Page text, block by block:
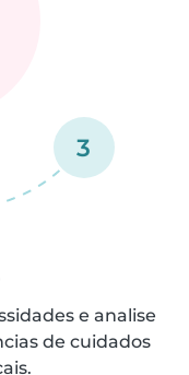
3
e analise
de cuidados